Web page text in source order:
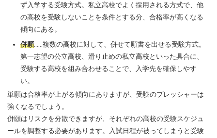
ず入学する受験方式。私立高校でよく採用される方式で、他
の高校を受験しないことを条件とする分、合格率が高くなる
傾向にある。
併願……複数の高校に対して、併せて願書を出せる受験方式。
第一志望の公立高校、滑り止めの私立高校といった具合に、
受験する高校を組み合わせることで、入学先を確保しやす
い。
単願は合格率が上がる傾向にありますが、受験のプレッシャーは
強くなるでしょう。
併願はリスクを分散できますが、それぞれの高校の受験スケジュ
ールを調整する必要があります。入試日程が被ってしまうと受験